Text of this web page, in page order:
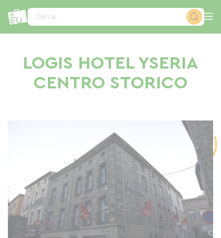
Cerca...
LOGIS HOTEL YSERIA
CENTRO STORICO
Pannello di gestione dei cookies